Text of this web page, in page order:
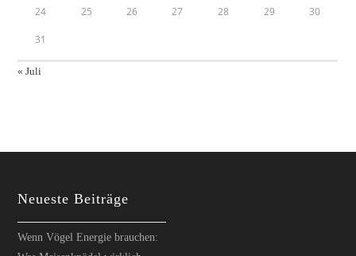
24 25 26 27 28 29 30
31
« Juli
Neueste Beiträge
Wenn Vögel Energie brauchen: